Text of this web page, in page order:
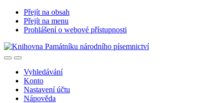
Přejít na obsah
Přejít na menu
Prohlášení o webové přístupnosti
Vyhledávání
Konto
Nastavení účtu
Nápověda